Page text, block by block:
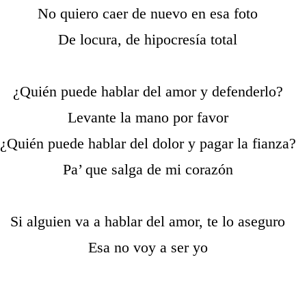
No quiero caer de nuevo en esa foto
De locura, de hipocresía total
¿Quién puede hablar del amor y defenderlo?
Levante la mano por favor
¿Quién puede hablar del dolor y pagar la fianza?
Pa’ que salga de mi corazón
Si alguien va a hablar del amor, te lo aseguro
Esa no voy a ser yo